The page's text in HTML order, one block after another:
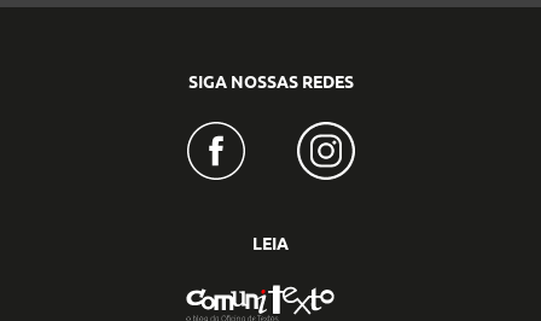
SIGA NOSSAS REDES
LEIA